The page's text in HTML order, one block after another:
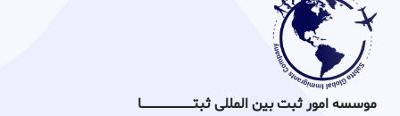
موسسه امور ثبت بین المللی ثبتـــــــــــــــــــــــــــــا